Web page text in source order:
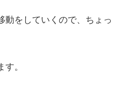
動をしていくので、ちょっ
。